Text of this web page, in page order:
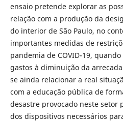
ensaio pretende explorar as
relação com a produção da
do interior de São Paulo, no
importantes medidas de
pandemia de COVID-19,
gastos à diminuição da
se ainda relacionar a real
com a educação pública de
desastre provocado neste setor
dos dispositivos necessários